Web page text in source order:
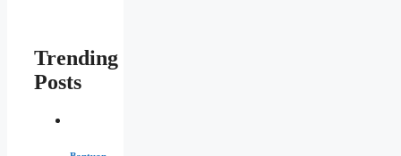
Trending
Posts